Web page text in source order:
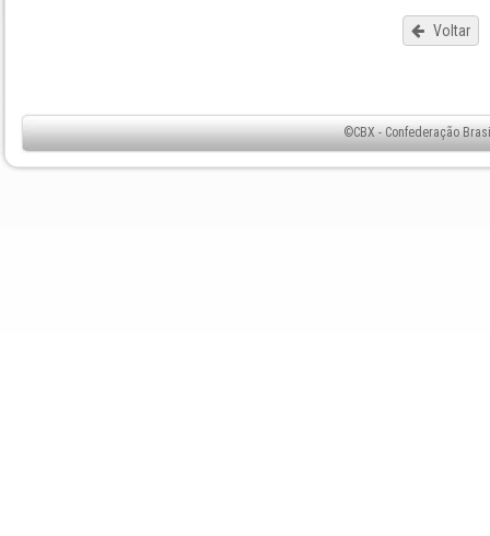
Voltar
©CBX - Confederação